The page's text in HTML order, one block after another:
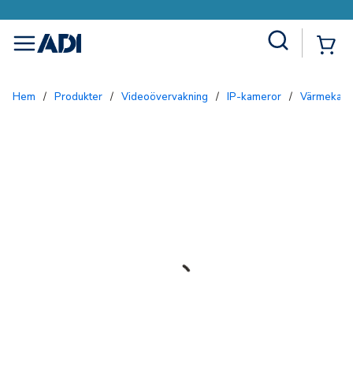
menu
Hem / Produkter / Videoövervakning / IP-kameror /